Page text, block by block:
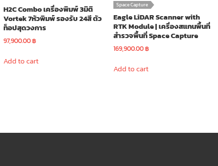
H2C Combo เครื่องพิมพ์ 3มิติ
Vortek 7หัวพิมพ์ รองรับ 24สี ตัว
ท็อปสุดวงการ
97,900.00฿
Add to cart
Space Capture
Eagle LiDAR Scanner with
RTK Module | เครื่องสแกนพื้นที่
สำรวจพื้นที่ Space Capture
169,900.00฿
Add to cart